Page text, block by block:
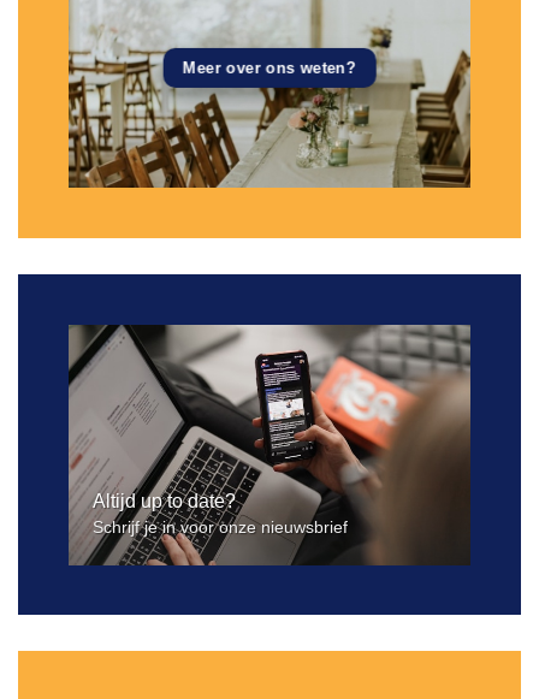
Meer over ons weten?
Altijd up to date?
Schrijf je in voor onze nieuwsbrief